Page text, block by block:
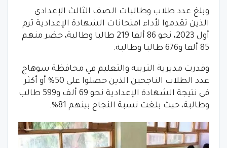
وبلغ عدد طلاب وطالبات الصف الثالث الإعدادي
الذين تقدموا لأداء امتحانات الشهادة الإعدادية ترم
أول 2023، نحو 86 ألفا 219 طالبا وطالبة، حضر منهم
85 ألفا و676 طالبا وطالبة.
وقدرت مديرية التربية والتعليم في محافظة سوهاج
عدد الطلاب الناجحين الذين حصلوا على 50% أو أكثر
في نتيجة الشهادة الإعدادية نحو 69 ألف و599 طالب
وطالبة، حيث بلغت نسبة النجاح بينهم 81%.